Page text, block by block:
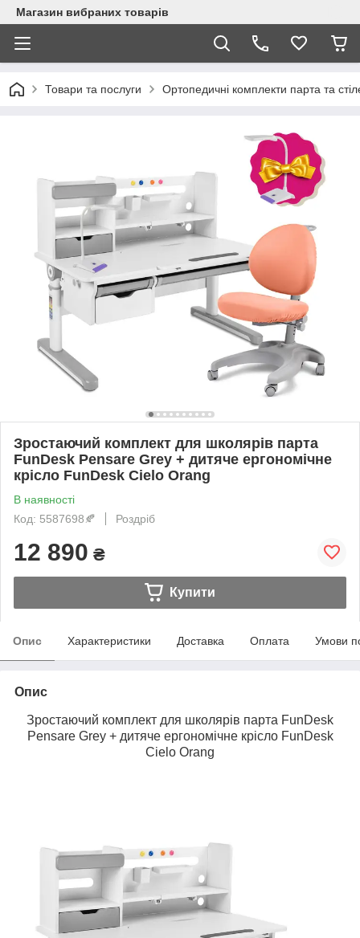
Магазин вибраних товарів
Товари та послуги Ортопедичні комплекти парта та
Зростаючий комплект для школярів парта
FunDesk Pensare Grey + дитяче ергономічне
крісло FunDesk Cielo Orang
В наявності
Код: 5587698🍂
Роздріб
12 890 ₴
Купити
Опис Характеристики Доставка Оплата Умови
Опис
Зростаючий комплект для школярів парта FunDesk
Pensare Grey + дитяче ергономічне крісло FunDesk
Cielo Orang